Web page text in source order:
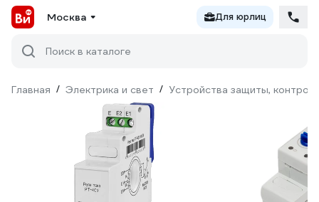
Москва Для юрлиц
Поиск в каталоге
Главная / Электрика и свет / Устройства защиты,